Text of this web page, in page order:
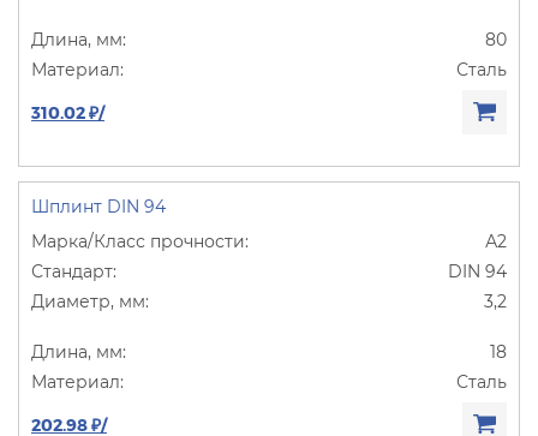
80
Сталь
310.02 ₽/
Шплинт DIN 94
А2
DIN 94
3,2
18
Сталь
202.98 ₽/